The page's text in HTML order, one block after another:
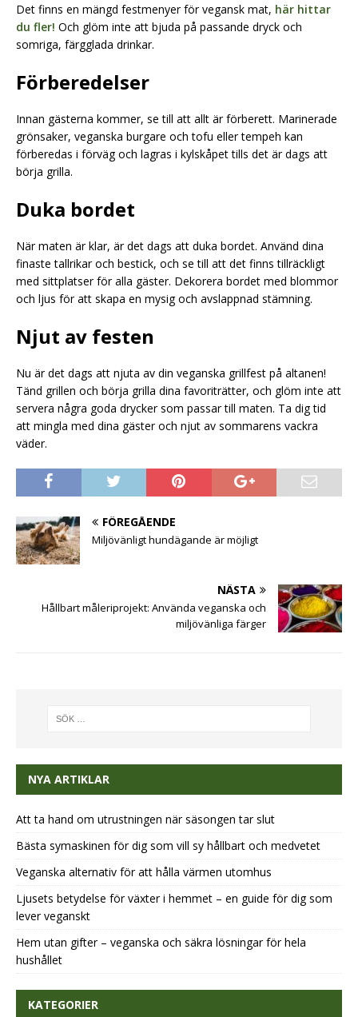
Det finns en mängd festmenyer för vegansk mat, här hittar
du fler! Och glöm inte att bjuda på passande dryck och
somriga, färgglada drinkar.
Förberedelser
Innan gästerna kommer, se till att allt är förberett. Marinerade
grönsaker, veganska burgare och tofu eller tempeh kan
förberedas i förväg och lagras i kylskåpet tills det är dags att
börja grilla.
Duka bordet
När maten är klar, är det dags att duka bordet. Använd dina
finaste tallrikar och bestick, och se till att det finns tillräckligt
med sittplatser för alla gäster. Dekorera bordet med blommor
och ljus för att skapa en mysig och avslappnad stämning.
Njut av festen
Nu är det dags att njuta av din veganska grillfest på altanen!
Tänd grillen och börja grilla dina favoriträtter, och glöm inte att
servera några goda drycker som passar till maten. Ta dig tid
att mingla med dina gäster och njut av sommarens vackra
väder.
FÖREGÅENDE
Miljövänligt hundägande är möjligt
NÄSTA
Hållbart måleriprojekt: Använda veganska och
miljövänliga färger
NYA ARTIKLAR
Att ta hand om utrustningen när säsongen tar slut
Bästa symaskinen för dig som vill sy hållbart och medvetet
Veganska alternativ för att hålla värmen utomhus
Ljusets betydelse för växter i hemmet – en guide för dig som
lever veganskt
Hem utan gifter – veganska och säkra lösningar för hela
hushållet
KATEGORIER